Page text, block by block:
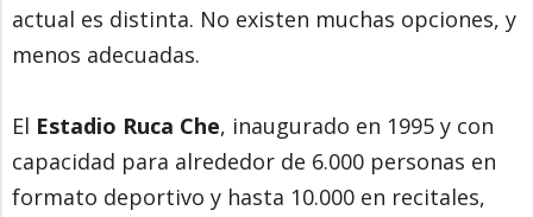
actual es distinta. No existen muchas opciones, y
menos adecuadas.
El Estadio Ruca Che, inaugurado en 1995 y con
capacidad para alrededor de 6.000 personas en
formato deportivo y hasta 10.000 en recitales,